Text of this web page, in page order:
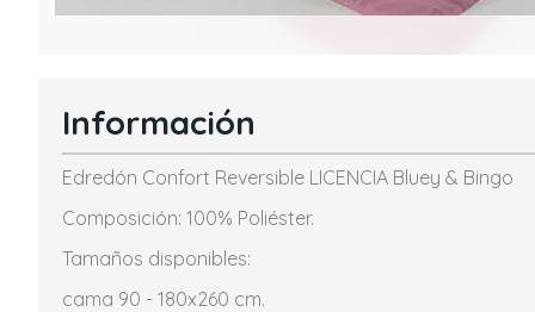
Información
Edredón Confort Reversible LICENCIA Bluey & Bingo
Composición: 100% Poliéster.
Tamaños disponibles:
cama 90 - 180x260 cm.